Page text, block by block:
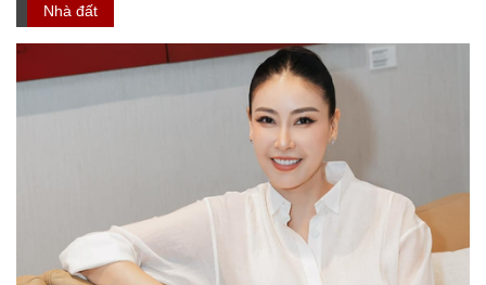
Nhà đất